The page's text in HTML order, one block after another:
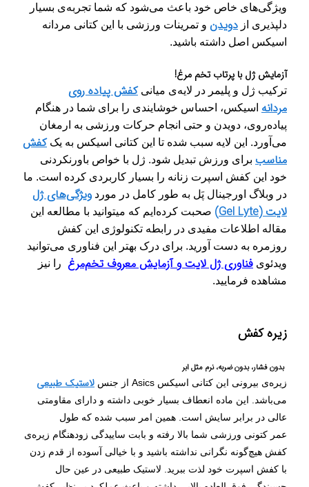
ویژگی‌های خاص خود باعث می‌شود که شما تجربه‌ی بسیار
دلپذیری از دویدن و تمرینات ورزشی با این کتانی مردانه
اسیکس اصل داشته باشید.
آزمایش ژل با پرتاب تخم مرغ!
ترکیب ژل و پلیمر در لایه‌ی میانیکفش پیاده روی
مردانه اسیکس، احساس خوشایندی را برای شما در هنگام
پیاده‌روی، دویدن و حتی انجام حرکات ورزشی به ارمغان
می‌آورد. این لایه سبب شده تا این کتانی اسیکس به یککفش
مناسب برای ورزش تبدیل شود. ژل با خواص باورنکردنی
خود این کفش اسپرت زنانه را بسیار کاربردی کرده است. ما
در وبلاگ اورجینال پَل به طور کامل در موردویژگی‌های ژل
لایت (Gel Lyte)
صحبت کرده‌ایم که میتوانید با مطالعه این
مقاله اطلاعات مفیدی در رابطه تکنولوژی این کفش
روزمره به دست آورید. برای درک بهتر این فناوری می‌توانید
ویدئوی فناوری ژل لایت و آزمایش معروف تخم‌مرغ را نیز
مشاهده فرمایید.
زیره کفش
بدون فشار، بدون ضربه، نرم مثل ابر
زیره‌ی بیرونی این کتانی اسیکس Asics از جنس لاستیک طبیعی
می‌باشد. این ماده انعطاف بسیار خوبی داشته و دارای مقاومتی
عالی در برابر سایش است. همین امر سبب شده که طول
عمر کتونی ورزشی شما بالا رفته و بابت ساییدگی زودهنگام زیره‌ی
کفش هیچ‌گونه نگرانی نداشته باشید و با خیالی آسوده از قدم زدن
با کفش اسپرت خود لذت ببرید. لاستیک طبیعی در عین حال